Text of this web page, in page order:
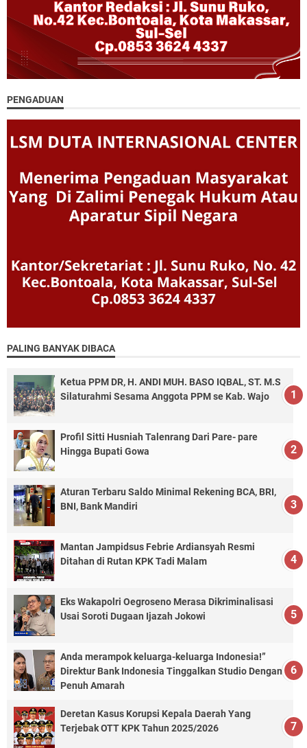
PENGADUAN
PALING BANYAK DIBACA
Ketua PPM DR, H. ANDI MUH. BASO IQBAL, ST. M.S
Silaturahmi Sesama Anggota PPM se Kab. Wajo
Profil Sitti Husniah Talenrang Dari Pare- pare
Hingga Bupati Gowa
Aturan Terbaru Saldo Minimal Rekening BCA, BRI,
BNI, Bank Mandiri
Mantan Jampidsus Febrie Ardiansyah Resmi
Ditahan di Rutan KPK Tadi Malam
Eks Wakapolri Oegroseno Merasa Dikriminalisasi
Usai Soroti Dugaan Ijazah Jokowi
Anda merampok keluarga-keluarga Indonesia!”
Direktur Bank Indonesia Tinggalkan Studio Dengan
Penuh Amarah
Deretan Kasus Korupsi Kepala Daerah Yang
Terjebak OTT KPK Tahun 2025/2026